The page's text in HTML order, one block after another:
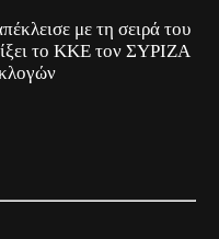
με τη σειρά του
το ΚΚΕ τον ΣΥΡΙΖΑ